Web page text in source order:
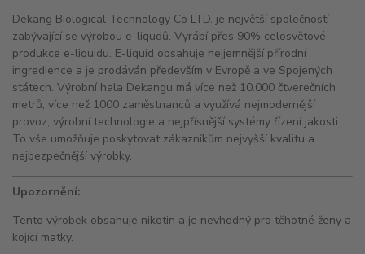
Dekang Biological Technology Co LTD. je největší společností
zabývající se výrobou e-liqudů. Vyrábí přes 90% celosvětové
produkce e-liquidu. E-liquid obsahuje nejjemnější přírodní
ingredience a je prodáván především v Evropě a ve Spojených
státech. Výrobní hala Dekangu má více než 10.000 čtverečních
metrů, více než 1000 zaměstnanců a využívá nejmodernější
provoz, výrobní technologie a nejpřísnější systémy řízení jakosti.
To vše umožňuje poskytovat zákazníkům nejvyšší kvalitu a
nejbezpečnější výrobky.
Upozornění:
Tento výrobek obsahuje nikotin a je nevhodný pro těhotné ženy a
kojící matky.